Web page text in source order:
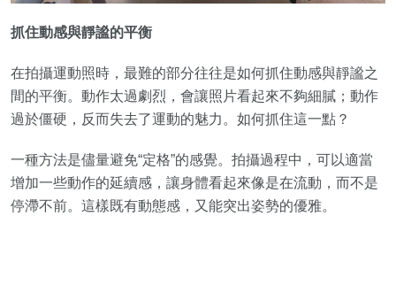
抓住動感與靜謐的平衡
在拍攝運動照時，最難的部分往往是如何抓住動感與靜謐之
間的平衡。動作太過劇烈，會讓照片看起來不夠細膩；動作
過於僵硬，反而失去了運動的魅力。如何抓住這一點？
一種方法是儘量避免“定格”的感覺。拍攝過程中，可以適當
增加一些動作的延續感，讓身體看起來像是在流動，而不是
停滯不前。這樣既有動態感，又能突出姿勢的優雅。